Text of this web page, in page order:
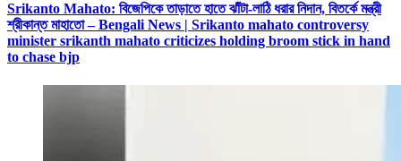
Srikanto Mahato: বিজেপিকে তাড়াতে হাতে ঝাঁটা-লাঠি ধরার নিদান, বিতর্কে মন্ত্রী
শ্রীকান্ত মাহাতো – Bengali News | Srikanto mahato controversy
minister srikanth mahato criticizes holding broom stick in hand
to chase bjp